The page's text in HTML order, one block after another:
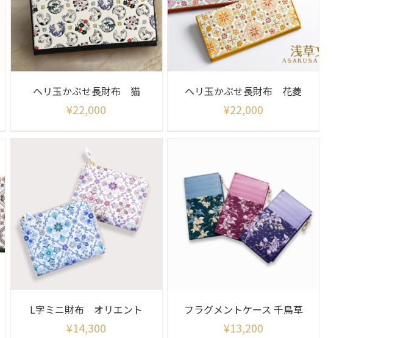
ヘリ玉かぶせ長財布 猫
¥22,000
ヘリ玉かぶせ長財布 花菱
¥22,000
L字ミニ財布 オリエント
¥14,300
フラグメントケース 千鳥草
¥13,200